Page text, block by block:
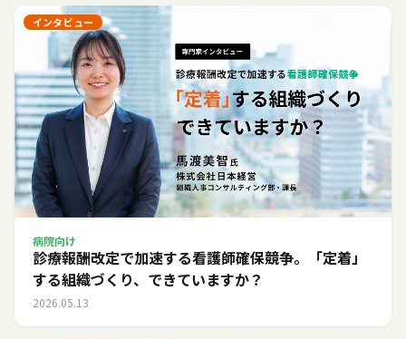
インタビュー
病院向け
診療報酬改定で加速する看護師確保競争。「定着」
する組織づくり、できていますか？
2026.05.13